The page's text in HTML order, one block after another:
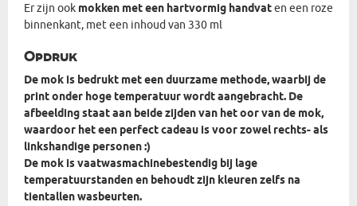
Er zijn ook mokken met een hartvormig handvaten een roze
binnenkant, met een inhoud van 330 ml
Opdruk
De mok is bedrukt met een duurzame methode, waarbij de
print onder hoge temperatuur wordt aangebracht. De
afbeelding staat aan beide zijden van het oor van de mok,
waardoor het een perfect cadeau is voor zowel rechts- als
linkshandige personen :)
De mok is vaatwasmachinebestendig bij lage
temperatuurstanden en behoudt zijn kleuren zelfs na
tientallen wasbeurten.